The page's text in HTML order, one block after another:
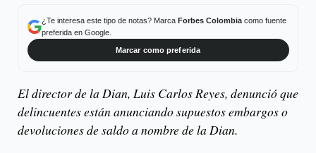
¿Te interesa este tipo de notas? Marca Forbes Colombiacomo fuente
preferida en Google.
Marcar como preferida
El director de la Dian, Luis Carlos Reyes, denunció que
delincuentes están anunciando supuestos embargos o
devoluciones de saldo a nombre de la Dian.